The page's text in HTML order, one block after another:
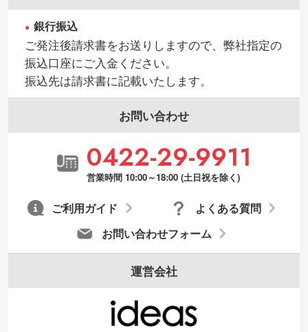
銀行振込
ご発注後請求書をお送りしますので、弊社指定の
振込口座にご入金ください。
振込先は請求書に記載いたします。
お問い合わせ
0422-29-9911
営業時間 10:00～18:00 (土日祝を除く)
お問い合わせフォーム
よくある質問
ご利用ガイド
運営会社